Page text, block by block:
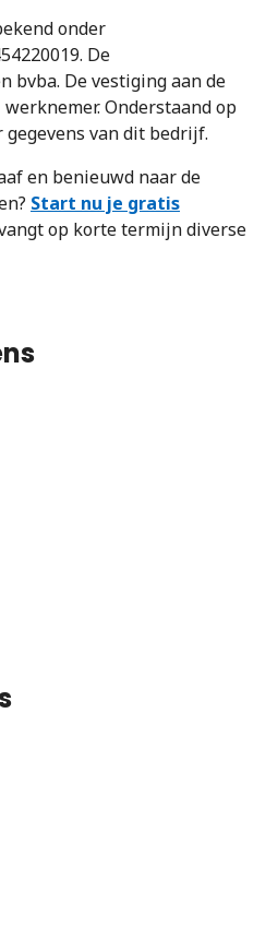
onder
De
bvba. De vestiging aan de
Onderstaand op
van dit bedrijf.
en benieuwd naar de
Start nu je gratis
op korte termijn diverse